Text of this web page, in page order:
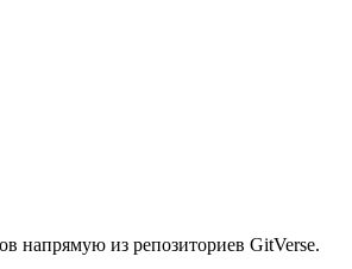
напрямую из репозиториев GitVerse.